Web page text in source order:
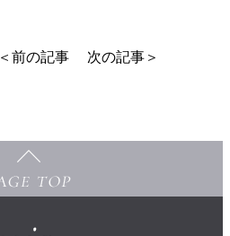
＜前の記事 次の記事＞